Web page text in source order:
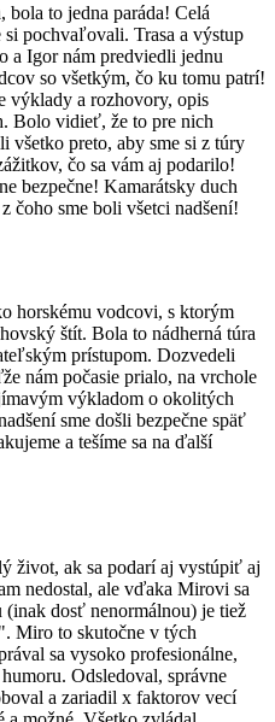
to jedna paráda! Celá
pochvaľovali. Trasa a výstup
a Igor nám predviedli jednu
so všetkým, čo ku tomu patrí!
výklady a rozhovory, opis
Bolo vidieť, že to pre nich
všetko preto, aby sme si z túry
čo sa vám aj podarilo!
bezpečne! Kamarátsky duch
čoho sme boli všetci nadšení!
horskému vodcovi, s ktorým
štít. Bola to nádherná túra
prístupom. Dozvedeli
nám počasie prialo, na vrchole
výkladom o okolitých
sme došli bezpečne späť
a tešíme sa na ďalší
život, ak sa podarí aj vystúpiť aj
nedostal, ale vďaka Mirovi sa
dosť nenormálnou) je tiež
Miro to skutočne v tých
sa vysoko profesionálne,
Odsledoval, správne
a zariadil x faktorov vecí